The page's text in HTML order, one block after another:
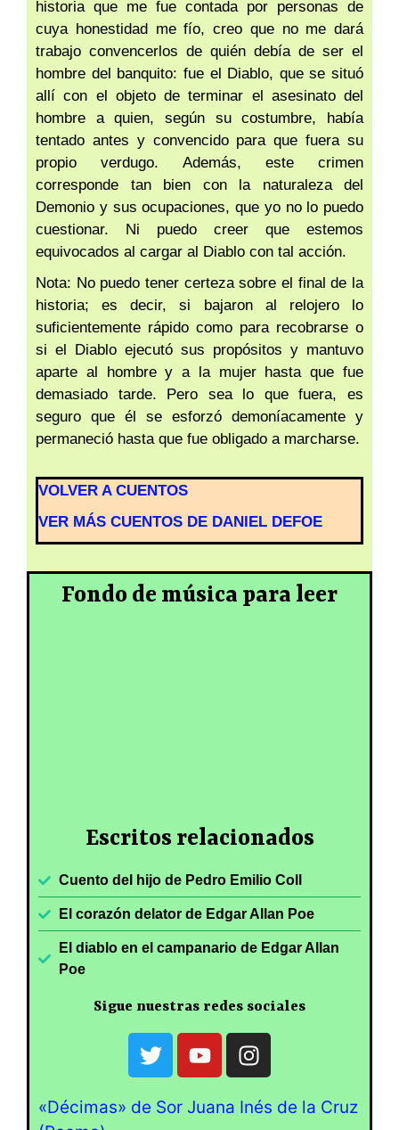
historia que me fue contada por personas de
cuya honestidad me fío, creo que no me dará
trabajo convencerlos de quién debía de ser el
hombre del banquito: fue el Diablo, que se situó
allí con el objeto de terminar el asesinato del
hombre a quien, según su costumbre, había
tentado antes y convencido para que fuera su
propio verdugo. Además, este crimen
corresponde tan bien con la naturaleza del
Demonio y sus ocupaciones, que yo no lo puedo
cuestionar. Ni puedo creer que estemos
equivocados al cargar al Diablo con tal acción.
Nota: No puedo tener certeza sobre el final de la
historia; es decir, si bajaron al relojero lo
suficientemente rápido como para recobrarse o
si el Diablo ejecutó sus propósitos y mantuvo
aparte al hombre y a la mujer hasta que fue
demasiado tarde. Pero sea lo que fuera, es
seguro que él se esforzó demoníacamente y
permaneció hasta que fue obligado a marcharse.
VOLVER A CUENTOS
VER MÁS CUENTOS DE DANIEL DEFOE
Fondo de música para leer
Escritos relacionados
Cuento del hijo de Pedro Emilio Coll
El corazón delator de Edgar Allan Poe
El diablo en el campanario de Edgar Allan
Poe
Sigue nuestras redes sociales
«Décimas» de Sor Juana Inés de la Cruz